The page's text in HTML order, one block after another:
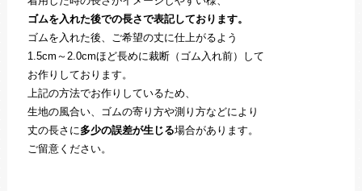
ゴムを入れた後での長さで表記しております。
ゴムを入れた後、ご希望の丈に仕上がるよう
1.5cm～2.0cmほど長めに裁断（ゴム入れ前）して
お作りしております。
上記の方法でお作りしているため、
生地の風合い、ゴムの寄り方や測り方などにより
丈の長さに多少の誤差が生じる場合があります。
ご留意ください。